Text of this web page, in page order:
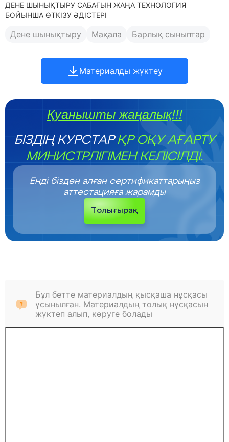
ДЕНЕ ШЫНЫҚТЫРУ САБАҒЫН ЖАҢА ТЕХНОЛОГИЯ
БОЙЫНША ӨТКІЗУ ӘДІСТЕРІ
Дене шынықтыру Мақала Барлық сыныптар
Материалды жүктеу
Қуанышты жаңалық!!!
БІЗДІҢ КУРСТАРҚР ОҚУ АҒАРТУ
МИНИСТРЛІГІМЕН КЕЛІСІЛДІ.
Енді бізден алған сертификаттарыңыз
аттестацияға жарамды
Толығырақ
Бұл бетте материалдың қысқаша нұсқасы
ұсынылған. Материалдың толық нұсқасын
жүктеп алып, көруге болады